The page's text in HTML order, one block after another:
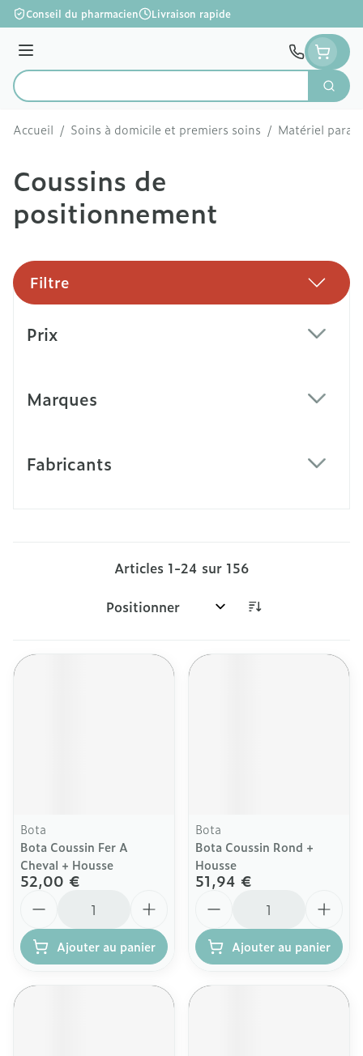
Aller au contenu
Conseil du pharmacien Livraison rapide
Menu
Rechercher
Accueil / Soins à domicile et premiers soins / Matériel
Coussins de
positionnement
Filtre
Prix
Marques
Fabricants
Articles 1-24 sur 156
Trier par:
Bota
Bota Coussin Fer A
Cheval + Housse
52,00 €
Ajouter au panier
Bota
Bota Coussin Rond +
Housse
51,94 €
Ajouter au panier